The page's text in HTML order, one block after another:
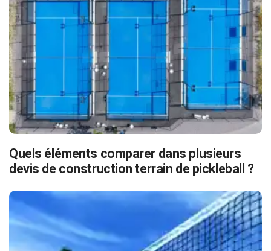
Quels éléments comparer dans plusieurs
devis de construction terrain de pickleball ?